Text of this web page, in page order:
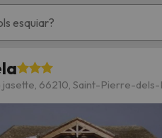
Escapades
jasette, 66210, Saint-Pierre-